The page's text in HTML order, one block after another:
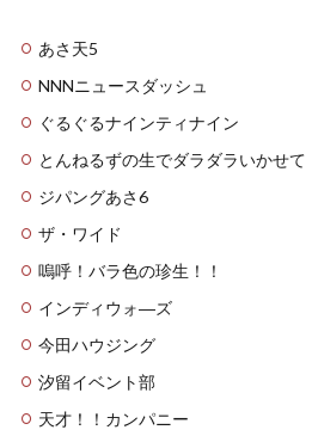
あさ天5
NNNニュースダッシュ
ぐるぐるナインティナイン
とんねるずの生でダラダラいかせて
ジパングあさ6
ザ・ワイド
嗚呼！バラ色の珍生！！
インディウォ―ズ
今田ハウジング
汐留イベント部
天才！！カンパニー